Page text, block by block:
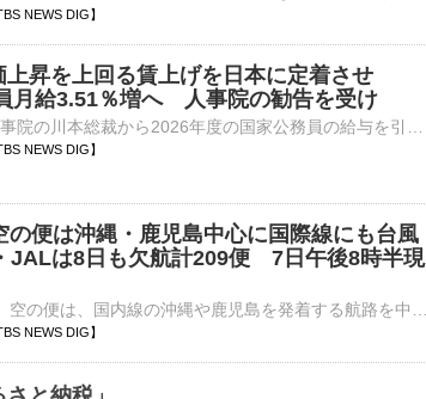
NEWS DIG】
昇を上回る賃上げを日本に定着させ
月給3.51％増へ 人事院の勧告を受け
NEWS DIG】
の便は沖縄・鹿児島中心に国際線にも台風
は8日も欠航計209便 7日午後8時半現
NEWS DIG】